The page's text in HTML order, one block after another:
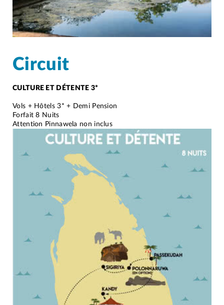
Circuit
CULTURE ET DÉTENTE 3*
Vols + Hôtels 3* + Demi Pension
Forfait 8 Nuits
Attention Pinnawela non inclus